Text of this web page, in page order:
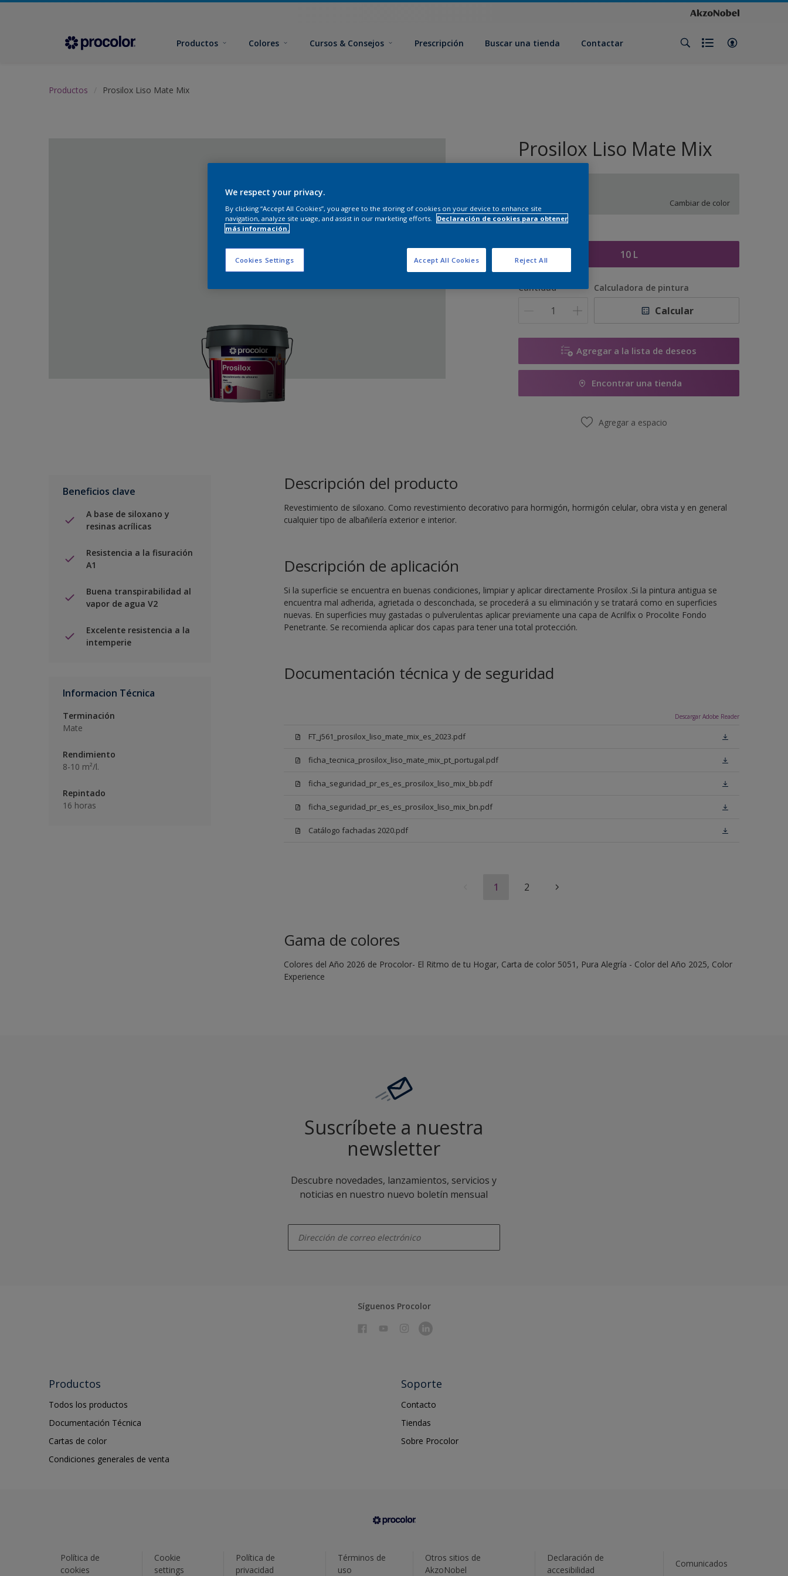
Productos Colores Cursos & Consejos Prescripción Buscar una tienda Contactar
Productos Prosilox Liso Mate Mix
Prosilox Liso Mate Mix
Cambiar de color
10 L
Cantidad Calculadora de pintura
Calcular
Agregar a la lista de deseos
Encontrar una tienda
Agregar a espacio
Beneficios clave
A base de siloxano y
resinas acrílicas
Resistencia a la fisuración
A1
Buena transpirabilidad al
vapor de agua V2
Excelente resistencia a la
intemperie
Informacion Técnica
Terminación
Mate
Rendimiento
8-10 m²/l.
Repintado
16 horas
Descripción del producto
Revestimiento de siloxano. Como revestimiento decorativo para hormigón, hormigón celular, obra vista y en general
cualquier tipo de albañilería exterior e interior.
Descripción de aplicación
Si la superficie se encuentra en buenas condiciones, limpiar y aplicar directamente Prosilox .Si la pintura antigua se
encuentra mal adherida, agrietada o desconchada, se procederá a su eliminación y se tratará como en superficies
nuevas. En superficies muy gastadas o pulverulentas aplicar previamente una capa de Acrilfix o Procolite Fondo
Penetrante. Se recomienda aplicar dos capas para tener una total protección.
Documentación técnica y de seguridad
Descargar Adobe Reader
FT_j561_prosilox_liso_mate_mix_es_2023.pdf
ficha_tecnica_prosilox_liso_mate_mix_pt_portugal.pdf
ficha_seguridad_pr_es_es_prosilox_liso_mix_bb.pdf
ficha_seguridad_pr_es_es_prosilox_liso_mix_bn.pdf
Catálogo fachadas 2020.pdf
1 2
Gama de colores
Colores del Año 2026 de Procolor- El Ritmo de tu Hogar, Carta de color 5051, Pura Alegría - Color del Año 2025, Color
Experience
Suscríbete a nuestra
newsletter
Descubre novedades, lanzamientos, servicios y
noticias en nuestro nuevo boletín mensual
Síguenos Procolor
Productos
Todos los productos
Documentación Técnica
Cartas de color
Condiciones generales de venta
Soporte
Contacto
Tiendas
Sobre Procolor
Política de
cookies
Cookie
settings
Política de
privacidad
Términos de
uso
Otros sitios de
AkzoNobel
Declaración de
accesibilidad
Comunicados
We respect your privacy.
By clicking “Accept All Cookies”, you agree to the storing of cookies on your device to enhance site
navigation, analyze site usage, and assist in our marketing efforts.
Declaración de cookies para obtener
más información.
Cookies Settings Reject All
Accept All Cookies